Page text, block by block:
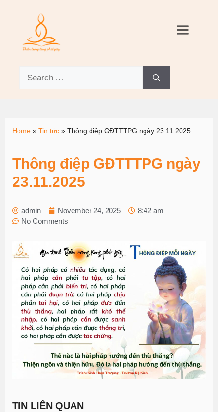
Home » Tin tức » Thông điệp GĐTTTPG ngày 23.11.2025
Thông điệp GĐTTTPG ngày
23.11.2025
admin November 24, 2025
8:42 am
No Comments
TIN LIÊN QUAN